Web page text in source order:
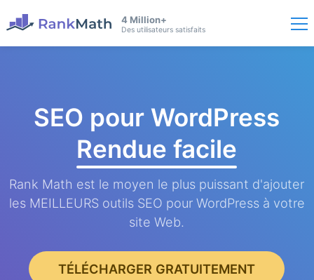
4 Million+
Des utilisateurs satisfaits
SEO pour WordPress
Rendue facile
Rank Math est le moyen le plus puissant d'ajouter
les MEILLEURS outils SEO pour WordPress à votre
site Web.
TÉLÉCHARGER GRATUITEMENT